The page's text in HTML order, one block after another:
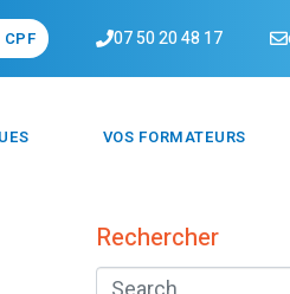
07 50 20 48 17
VOS FORMATEURS
Rechercher